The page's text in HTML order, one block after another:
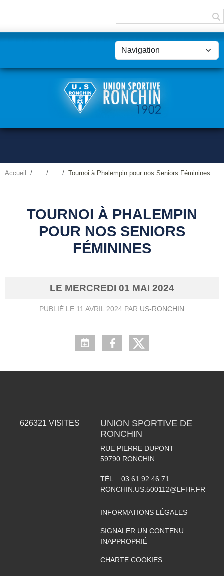
Accueil Tournoi à Phalempin pour nos Seniors Féminines
TOURNOI À PHALEMPIN
POUR NOS SENIORS
FÉMININES
LE MERCREDI 01 MAI 2024
PUBLIÉ LE 11 AVRIL 2024 PAR US-RONCHIN
626321 VISITES
UNION SPORTIVE DE
RONCHIN
RUE PIERRE DUPONT
59790 RONCHIN
TÉL. : 03 61 92 46 71
RONCHIN.US.500112@LFHF.FR
INFORMATIONS LÉGALES
SIGNALER UN CONTENU
INAPPROPRIÉ
CHARTE COOKIES